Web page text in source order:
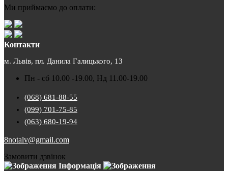
Ми приймаємо до оплати:
Контакти
м. Львів, пл. Данила Галицького, 13
Пн - сб 10.00 -19.00, Нд 11.00-19.00
(068) 681-88-55
(099) 701-75-85
(063) 680-19-94
8notalv@gmail.com
Замовити дзвінок
Інформація